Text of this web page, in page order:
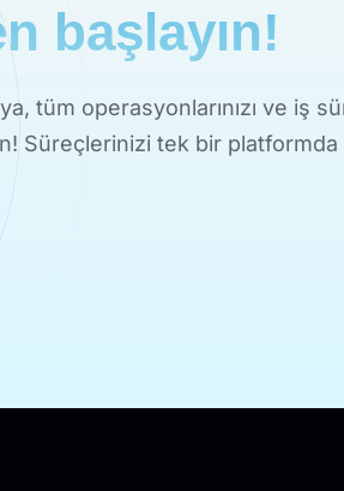
başlayın!
tüm operasyonlarınızı ve iş
Süreçlerinizi tek bir platformda